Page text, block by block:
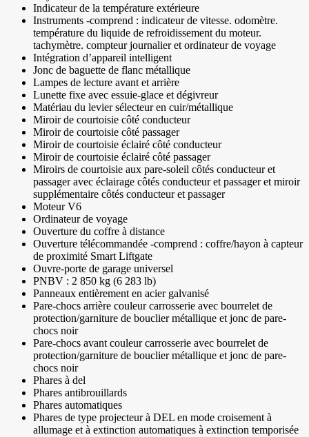
Indicateur de la température extérieure
Instruments -comprend : indicateur de vitesse. odomètre.
température du liquide de refroidissement du moteur.
tachymètre. compteur journalier et ordinateur de voyage
Intégration d’appareil intelligent
Jonc de baguette de flanc métallique
Lampes de lecture avant et arrière
Lunette fixe avec essuie-glace et dégivreur
Matériau du levier sélecteur en cuir/métallique
Miroir de courtoisie côté conducteur
Miroir de courtoisie côté passager
Miroir de courtoisie éclairé côté conducteur
Miroir de courtoisie éclairé côté passager
Miroirs de courtoisie aux pare-soleil côtés conducteur et
passager avec éclairage côtés conducteur et passager et miroir
supplémentaire côtés conducteur et passager
Moteur V6
Ordinateur de voyage
Ouverture du coffre à distance
Ouverture télécommandée -comprend : coffre/hayon à capteur
de proximité Smart Liftgate
Ouvre-porte de garage universel
PNBV : 2 850 kg (6 283 lb)
Panneaux entièrement en acier galvanisé
Pare-chocs arrière couleur carrosserie avec bourrelet de
protection/garniture de bouclier métallique et jonc de pare-
chocs noir
Pare-chocs avant couleur carrosserie avec bourrelet de
protection/garniture de bouclier métallique et jonc de pare-
chocs noir
Phares à del
Phares antibrouillards
Phares automatiques
Phares de type projecteur à DEL en mode croisement à
allumage et à extinction automatiques à extinction temporisée